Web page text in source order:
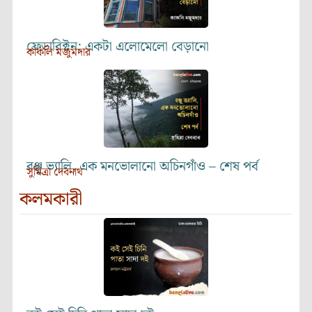
ফ্রেডারিক্টন: একটা এলোমেলো বেড়ানো
কাকলি মজুমদার
রঞ্জু ভ্যালি, এক মনভোলানো অচিনগাঁও – শেষ পর্ব
সুমিত্রা দেবনাথ
কলমকারী